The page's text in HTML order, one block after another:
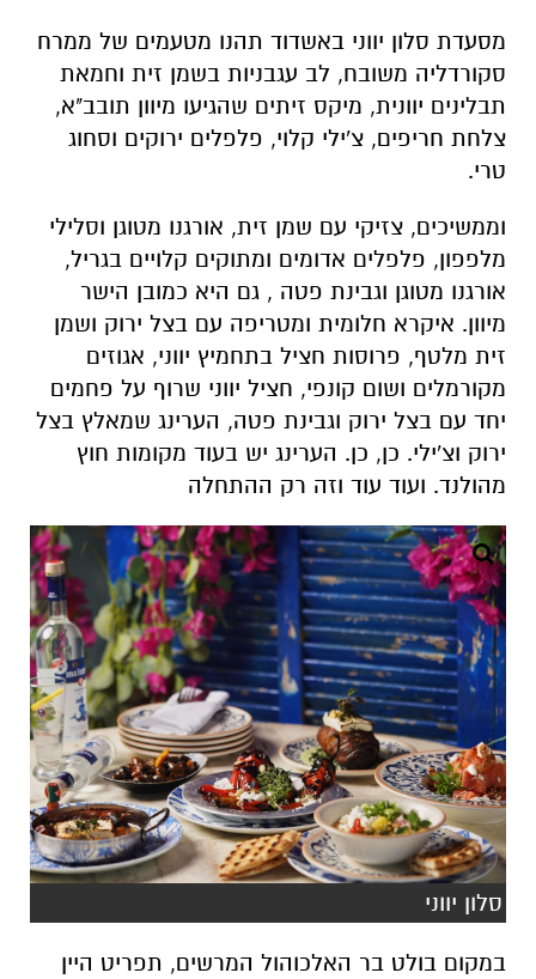
מסעדת סלון יווני באשדוד תהנו מטעמים של ממרח
סקורדליה משובח, לב עגבניות בשמן זית וחמאת
תבלינים יוונית, מיקס זיתים שהגיעו מיוון תובב"א,
צלחת חריפים, צ'ילי קלוי, פלפלים ירוקים וסחוג
טרי.
וממשיכים, צזיקי עם שמן זית, אורגנו מטוגן וסלילי
מלפפון, פלפלים אדומים ומתוקים קלויים בגריל,
אורגנו מטוגן וגבינת פטה , גם היא כמובן הישר
מיוון. איקרא חלומית ומטריפה עם בצל ירוק ושמן
זית מלטף, פרוסות חציל בתחמיץ יווני, אגוזים
מקורמלים ושום קונפי, חציל יווני שרוף על פחמים
יחד עם בצל ירוק וגבינת פטה, הערינג שמאלץ בצל
ירוק וצ'ילי. כן, כן. הערינג יש בעוד מקומות חוץ
מהולנד. ועוד עוד וזה רק ההתחלה
סלון יווני
במקום בולט בר האלכוהול המרשים, תפריט היין